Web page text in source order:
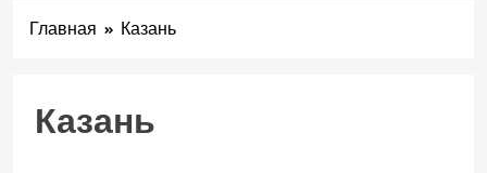
Главная Казань
Казань